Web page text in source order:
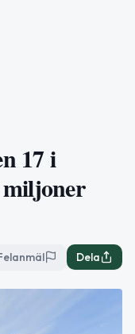
17 i
miljoner
Dela